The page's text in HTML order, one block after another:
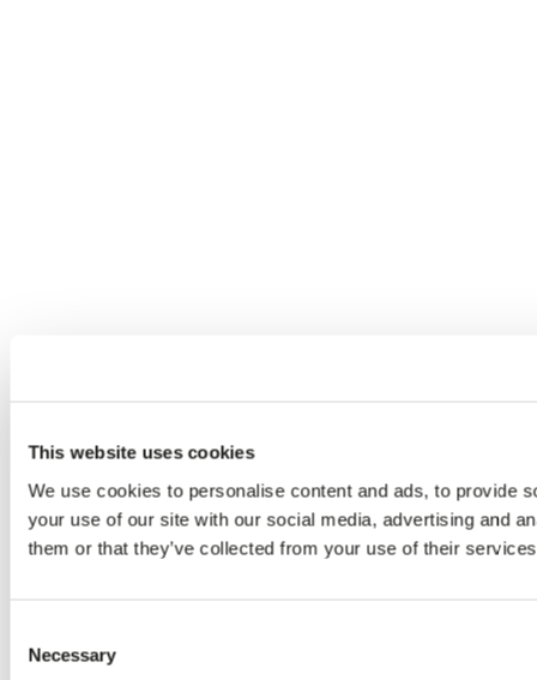
This website uses cookies
We use cookies to personalise content and ads, to provide
your use of our site with our social media, advertising and
them or that they’ve collected from your use of their
Selection
Necessary